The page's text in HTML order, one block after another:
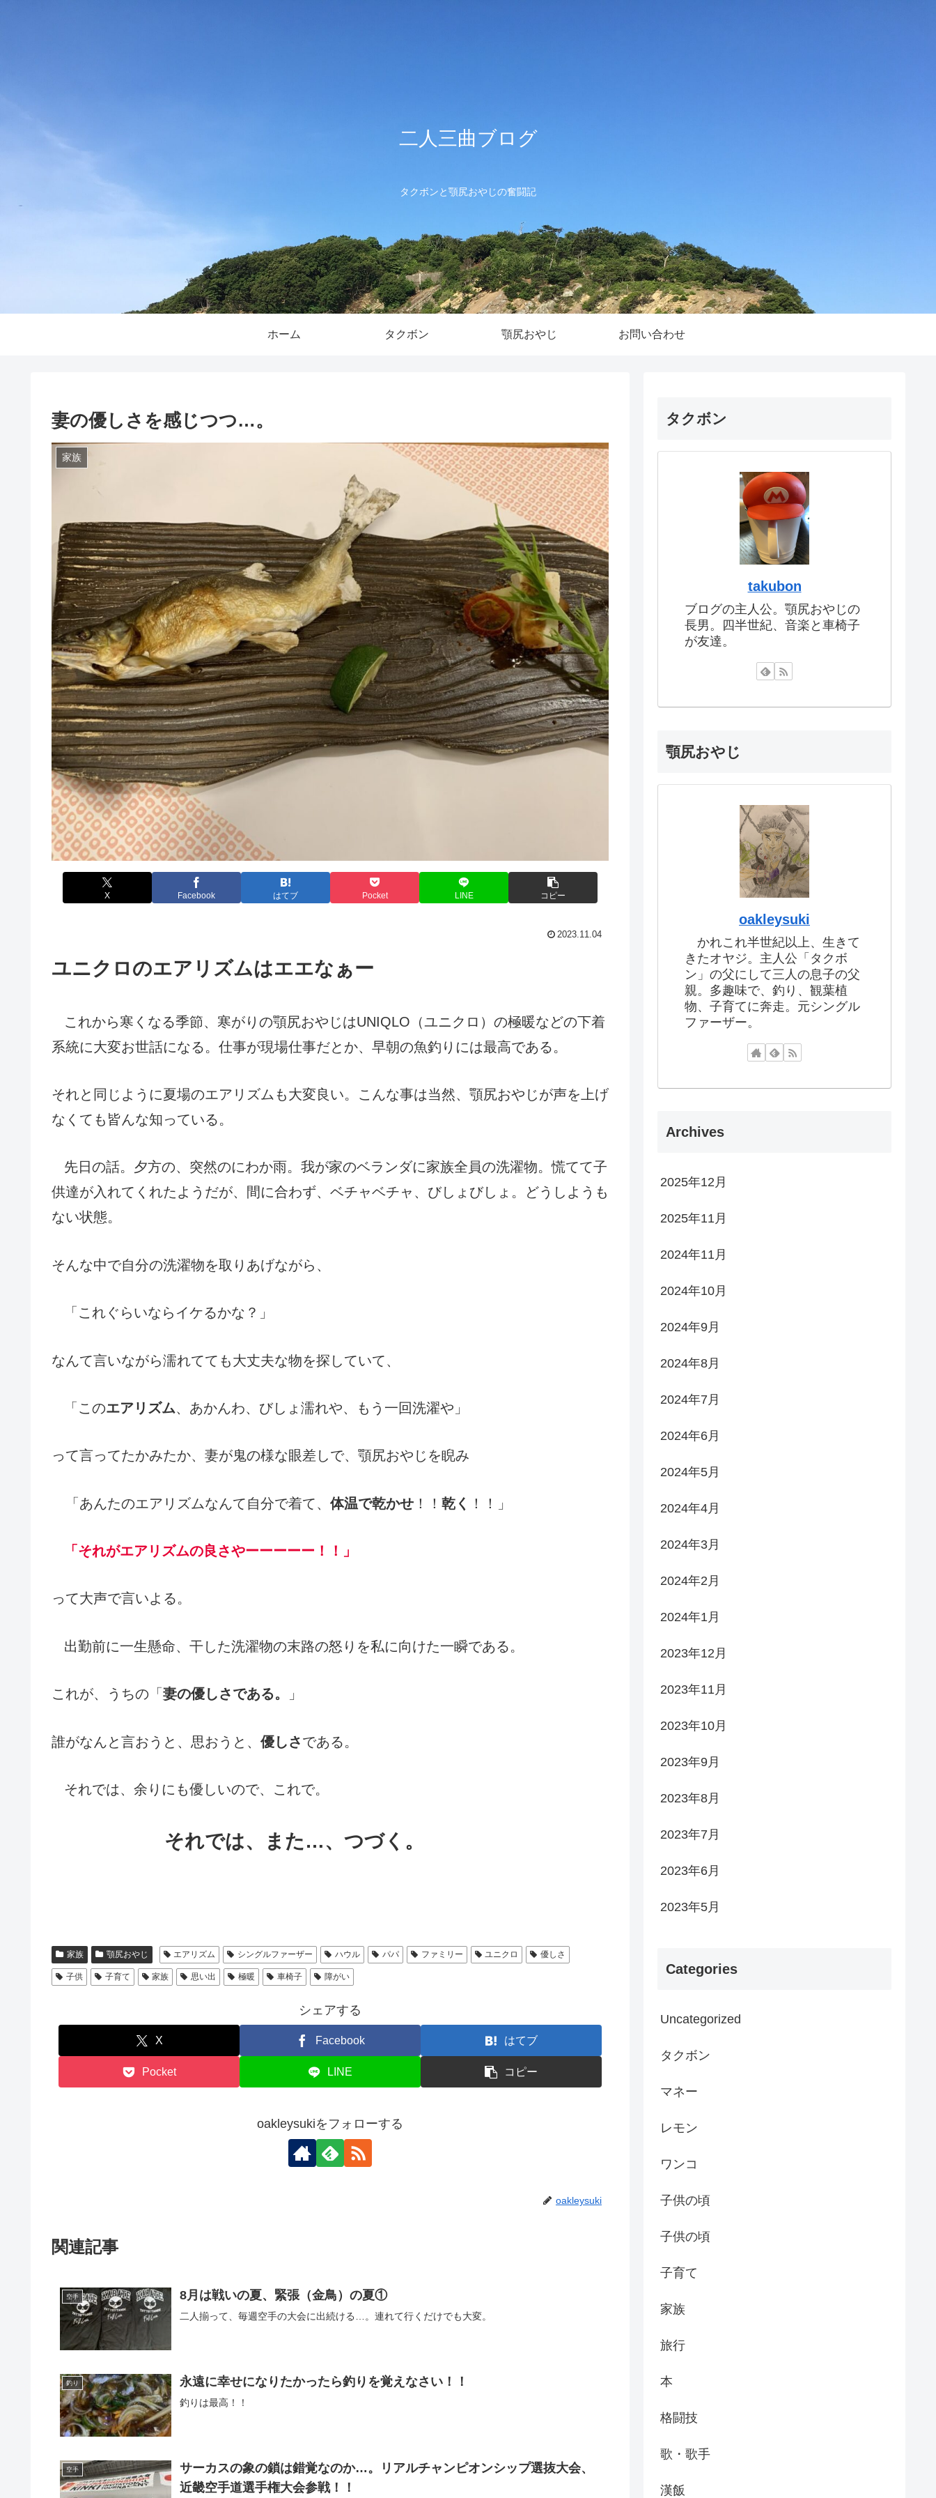
二人三曲ブログ
タクボンと顎尻おやじの奮闘記
ホーム タクボン 顎尻おやじ お問い合わせ
妻の優しさを感じつつ…。
家族
X Facebook はてブ Pocket LINE コピー
2023.11.04
ユニクロのエアリズムはエエなぁー
これから寒くなる季節、寒がりの顎尻おやじはUNIQLO（ユニクロ）の極暖などの下着
系統に大変お世話になる。仕事が現場仕事だとか、早朝の魚釣りには最高である。
それと同じように夏場のエアリズムも大変良い。こんな事は当然、顎尻おやじが声を上げ
なくても皆んな知っている。
先日の話。夕方の、突然のにわか雨。我が家のベランダに家族全員の洗濯物。慌てて子
供達が入れてくれたようだが、間に合わず、ベチャベチャ、びしょびしょ。どうしようも
ない状態。
そんな中で自分の洗濯物を取りあげながら、
「これぐらいならイケるかな？」
なんて言いながら濡れてても大丈夫な物を探していて、
「このエアリズム、あかんわ、びしょ濡れや、もう一回洗濯や」
って言ってたかみたか、妻が鬼の様な眼差しで、 顎尻おやじを睨み
「あんたのエアリズムなんて自分で着て、 体温で乾かせ ！！ 乾く ！！」
「それがエアリズムの良さやーーーーー！！」
って大声で言いよる。
出勤前に一生懸命、干した洗濯物の末路の怒りを私に向けた一瞬である。
これが、うちの「 妻の優しさである。 」
誰がなんと言おうと、思おうと、 優しさである。
それでは、余りにも優しいので、これで。
それでは、また…、つづく。
家族 顎尻おやじ エアリズム シングルファーザー ハウル パパ ファミリー ユニクロ 優しさ
子供 子育て 家族 思い出 極暖 車椅子 障がい
シェアする
X Facebook はてブ
Pocket LINE コピー
oakleysukiをフォローする
oakleysuki
関連記事
空手 8月は戦いの夏、緊張（金鳥）の夏①
二人揃って、毎週空手の大会に出続ける…。連れて行くだけでも大変。
釣り 永遠に幸せになりたかったら釣りを覚えなさい！！
釣りは最高！！
空手
サーカスの象の鎖は錯覚なのか…。リアルチャンピオンシップ選抜大会、
近畿空手道選手権大会参戦！！
タクボン
takubon
ブログの主人公。顎尻おやじの
長男。四半世紀、音楽と車椅子
が友達。
顎尻おやじ
oakleysuki
かれこれ半世紀以上、生きて
きたオヤジ。主人公「タクボ
ン」の父にして三人の息子の父
親。多趣味で、釣り、観葉植
物、子育てに奔走。元シングル
ファーザー。
Archives
2025年12月
2025年11月
2024年11月
2024年10月
2024年9月
2024年8月
2024年7月
2024年6月
2024年5月
2024年4月
2024年3月
2024年2月
2024年1月
2023年12月
2023年11月
2023年10月
2023年9月
2023年8月
2023年7月
2023年6月
2023年5月
Categories
Uncategorized
タクボン
マネー
レモン
ワンコ
子供の頃
子供の頃
子育て
家族
旅行
本
格闘技
歌・歌手
漢飯